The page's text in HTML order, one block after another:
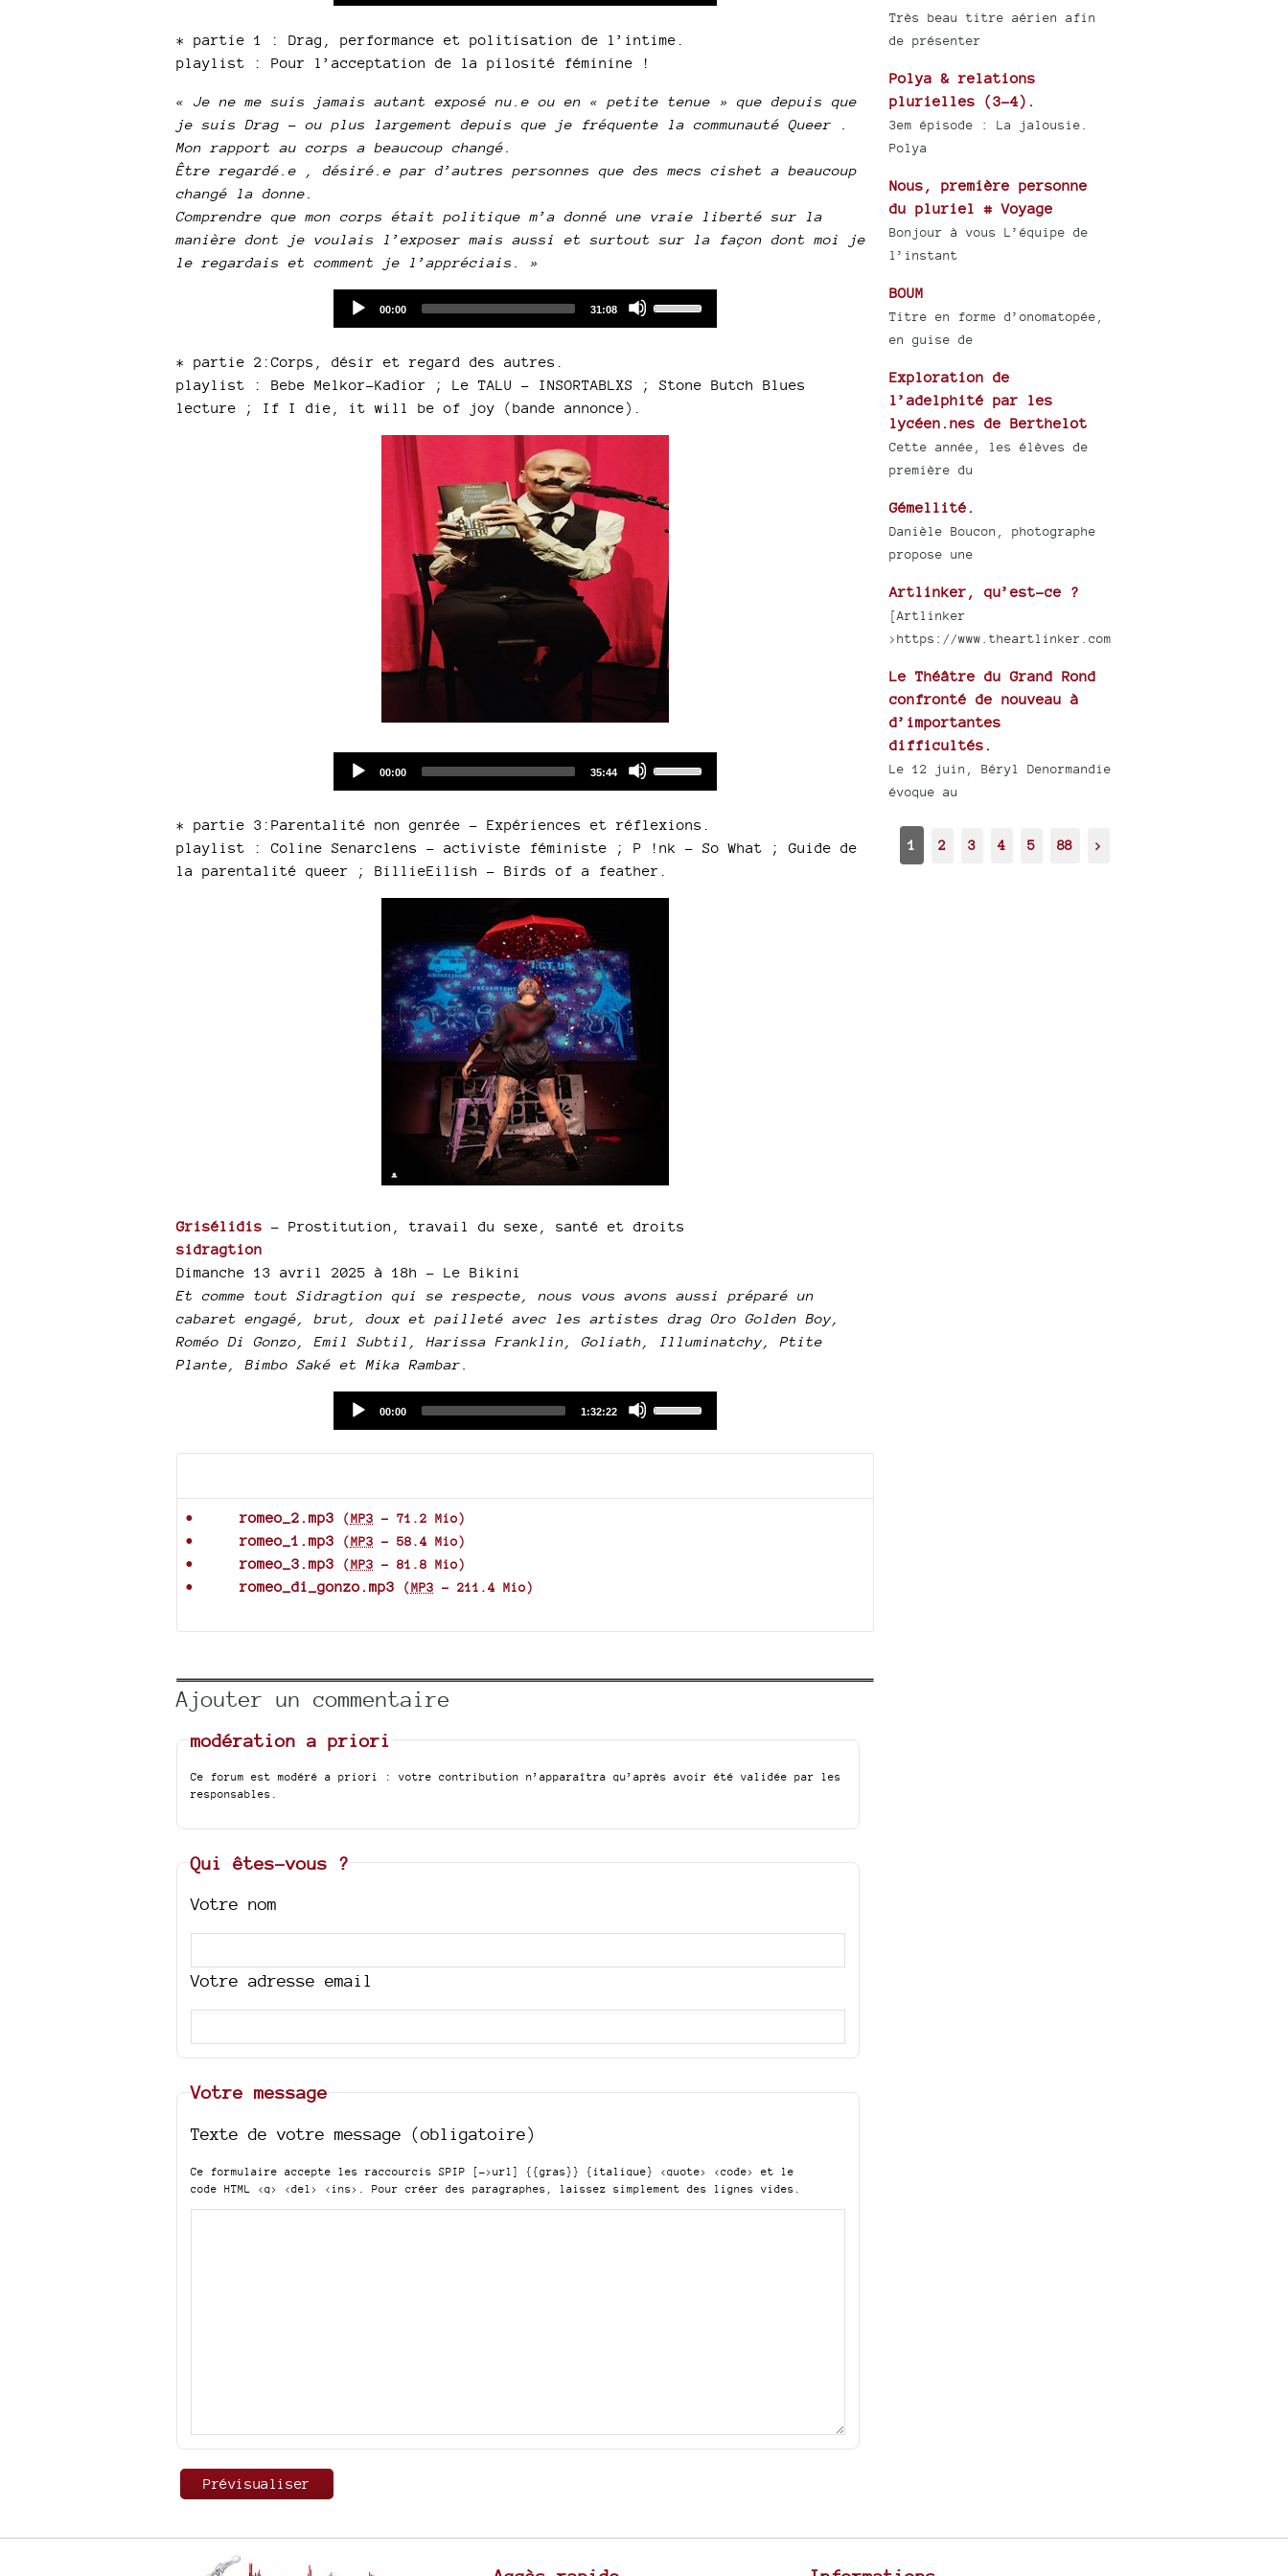
keys
* partie 1 : Drag, performance et politisation de l’intime.
playlist : Pour l’acceptation de la pilosité féminine !
« Je ne me suis jamais autant exposé nu.e ou en « petite tenue » que depuis que
je suis Drag - ou plus largement depuis que je fréquente la communauté Queer .
Mon rapport au corps a beaucoup changé.
Être regardé.e , désiré.e par d’autres personnes que des mecs cishet a beaucoup
changé la donne.
Comprendre que mon corps était politique m’a donné une vraie liberté sur la
manière dont je voulais l’exposer mais aussi et surtout sur la façon dont moi je
le regardais et comment je l’appréciais. »
Current
00:00
Total
31:08
to
or
* partie 2:Corps, désir et regard des autres.
playlist : Bebe Melkor-Kadior ; Le TALU - INSORTABLXS ; Stone Butch Blues
lecture ; If I die, it will be of joy (bande annonce).
Current
00:00
Total
35:44
keys
to
increase
or
* partie 3:Parentalité non genrée – Expériences et réflexions.
playlist : Coline Senarclens - activiste féministe ; P !nk - So What ; Guide de
la parentalité queer ; BillieEilish - Birds of a feather.
Grisélidis - Prostitution, travail du sexe, santé et droits
sidragtion
Dimanche 13 avril 2025 à 18h - Le Bikini
Et comme tout Sidragtion qui se respecte, nous vous avons aussi préparé un
cabaret engagé, brut, doux et pailleté avec les artistes drag Oro Golden Boy,
Roméo Di Gonzo, Emil Subtil, Harissa Franklin, Goliath, Illuminatchy, Ptite
Plante, Bimbo Saké et Mika Rambar.
Current
00:00
Total
1:32:22
romeo_2.mp3 (MP3 - 71.2 Mio)
romeo_1.mp3 (MP3 - 58.4 Mio)
romeo_3.mp3 (MP3 - 81.8 Mio)
romeo_di_gonzo.mp3 (MP3 - 211.4 Mio)
Ajouter un commentaire
modération a priori
Ce forum est modéré a priori : votre contribution n’apparaîtra qu’après avoir été validée par les
responsables.
Qui êtes-vous ?
Votre nom
Votre adresse email
Votre message
Texte de votre message (obligatoire)
Ce formulaire accepte les raccourcis SPIP [->url] {{gras}} {italique} <quote> <code>
et le
code HTML <q> <del> <ins> . Pour créer des paragraphes, laissez simplement des lignes vides.
Très beau titre aérien afin
de présenter
Polya & relations
plurielles (3-4).
3em épisode : La jalousie.
Polya
Nous, première personne
du pluriel # Voyage
Bonjour à vous L’équipe de
l’instant
BOUM
Titre en forme d’onomatopée,
en guise de
Exploration de
l’adelphité par les
lycéen.nes de Berthelot
Cette année, les élèves de
première du
Gémellité.
Danièle Boucon, photographe
propose une
Artlinker, qu’est-ce ?
[Artlinker
>https://www.theartlinker.com
Le Théâtre du Grand Rond
confronté de nouveau à
d’importantes
difficultés.
Le 12 juin, Béryl Denormandie
évoque au
1 2 3 4 5 88 >